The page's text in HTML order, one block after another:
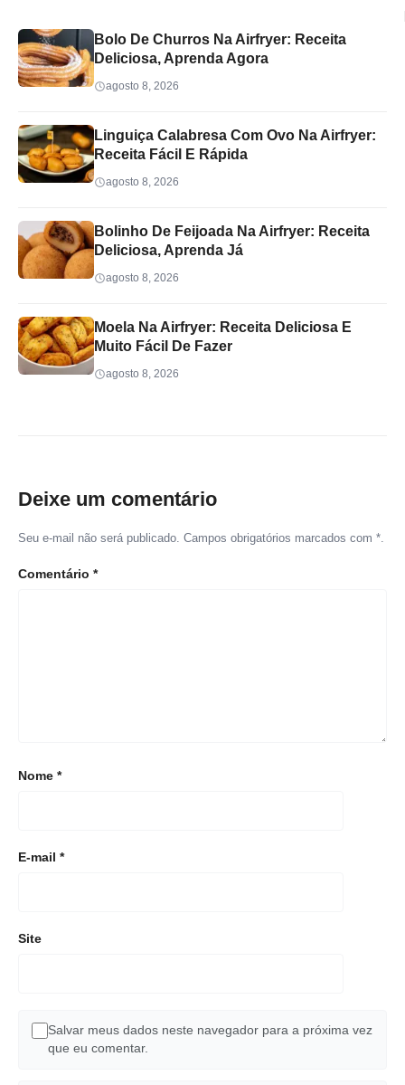
Bolo De Churros Na Airfryer: Receita
Deliciosa, Aprenda Agora
agosto 8, 2026
Linguiça Calabresa Com Ovo Na Airfryer:
Receita Fácil E Rápida
agosto 8, 2026
Bolinho De Feijoada Na Airfryer: Receita
Deliciosa, Aprenda Já
agosto 8, 2026
Moela Na Airfryer: Receita Deliciosa E
Muito Fácil De Fazer
agosto 8, 2026
Deixe um comentário
Seu e-mail não será publicado. Campos obrigatórios marcados com *.
Comentário *
Nome *
E-mail *
Site
Salvar meus dados neste navegador para a próxima vez
que eu comentar.